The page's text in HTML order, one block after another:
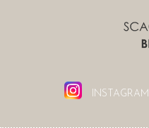
INSTAGRAM